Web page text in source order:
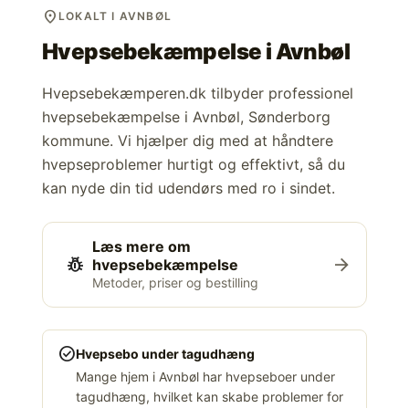
location_on LOKALT I AVNBØL
Hvepsebekæmpelse iAvnbøl
Hvepsebekæmperen.dk tilbyder professionel
hvepsebekæmpelse i Avnbøl, Sønderborg
kommune. Vi hjælper dig med at håndtere
hvepseproblemer hurtigt og effektivt, så du
kan nyde din tid udendørs med ro i sindet.
pest_control
Læs mere om
hvepsebekæmpelse
Metoder, priser og bestilling
arrow_forward
check_circleHvepsebo under tagudhæng
Mange hjem i Avnbøl har hvepseboer under
tagudhæng, hvilket kan skabe problemer for